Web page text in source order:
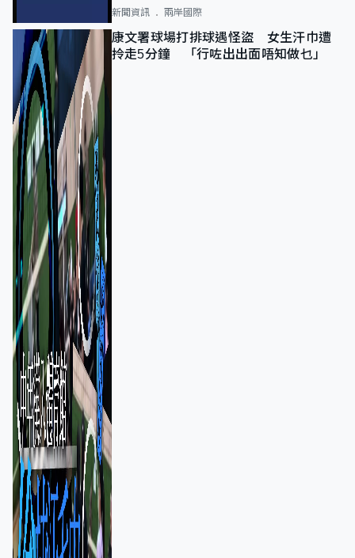
新聞資訊 兩岸國際
康文署球場打排球遇怪盜 女生汗巾遭
拎走5分鐘 「行咗出出面唔知做乜」